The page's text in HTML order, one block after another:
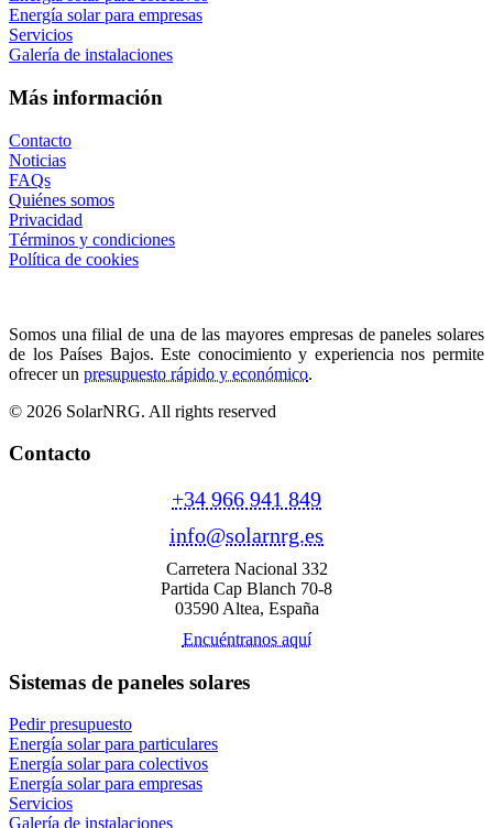
Energía solar para empresas
Servicios
Galería de instalaciones
Más información
Contacto
Noticias
FAQs
Quiénes somos
Privacidad
Términos y condiciones
Política de cookies
Somos una filial de una de las mayores empresas de paneles solares
de los Países Bajos. Este conocimiento y experiencia nos permite
ofrecer un presupuesto rápido y económico.
© 2026 SolarNRG. All rights reserved
Contacto
+34 966 941 849
info@solarnrg.es
Carretera Nacional 332
Partida Cap Blanch 70-8
03590 Altea, España
Encuéntranos aquí
Sistemas de paneles solares
Pedir presupuesto
Energía solar para particulares
Energía solar para colectivos
Energía solar para empresas
Servicios
Galería de instalaciones